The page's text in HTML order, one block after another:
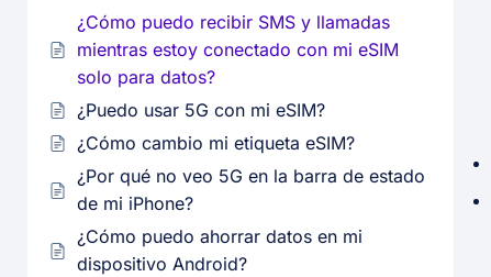
¿Cómo puedo recibir SMS y llamadas
mientras estoy conectado con mi eSIM
solo para datos?
¿Puedo usar 5G con mi eSIM?
¿Cómo cambio mi etiqueta eSIM?
¿Por qué no veo 5G en la barra de estado
de mi iPhone?
¿Cómo puedo ahorrar datos en mi
dispositivo Android?